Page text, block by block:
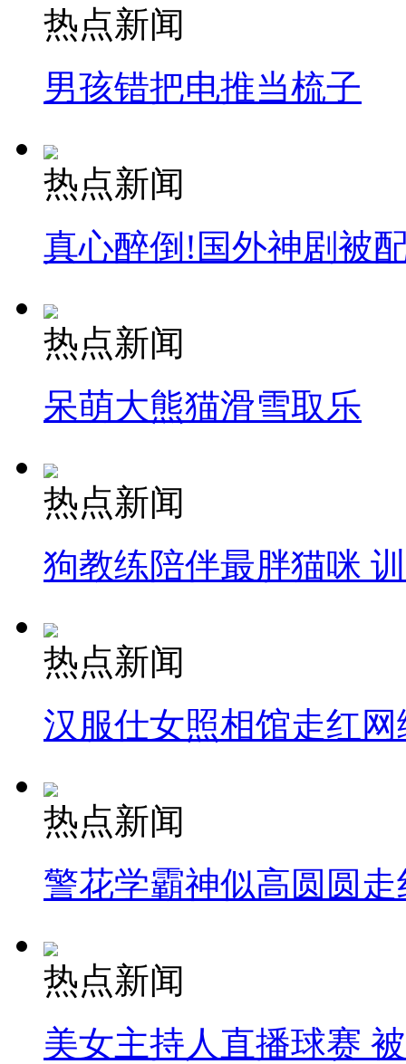
热点新闻
男孩错把电推当梳子
热点新闻
真心醉倒!国外神剧被
热点新闻
呆萌大熊猫滑雪取乐
热点新闻
狗教练陪伴最胖猫咪
热点新闻
汉服仕女照相馆走红网
热点新闻
警花学霸神似高圆圆走
热点新闻
美女主持人直播球赛